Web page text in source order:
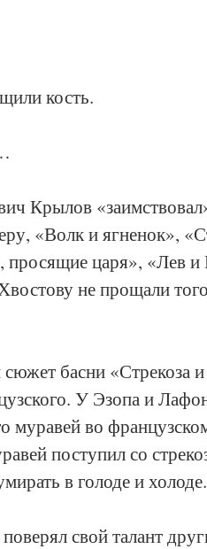
кость.
Крылов
«Волк и ягненок»,
просящие царя», «Лев
не прощали
басни «Стрекоза
У Эзопа и
муравей во
поступил со
в голоде и холоде.
свой талант